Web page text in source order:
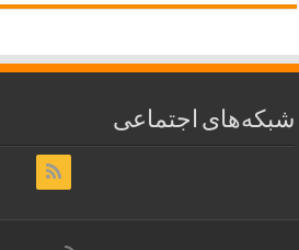
شبکه‌های اجتماعی